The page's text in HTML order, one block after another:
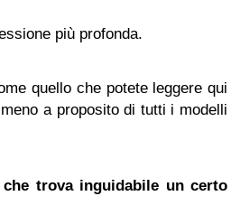
più profonda.
quello che potete leggere qui
a proposito di tutti i modelli
che trova inguidabile un certo